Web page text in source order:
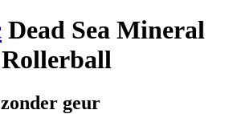
Dead Sea Mineral
Rollerball
geur